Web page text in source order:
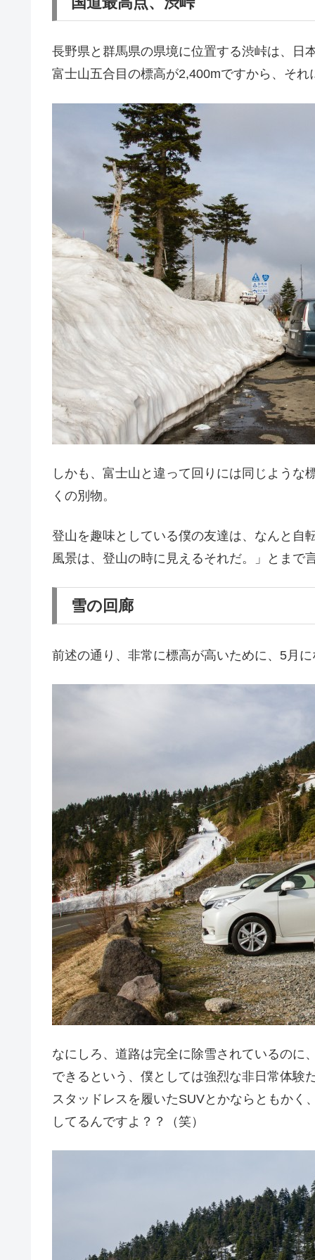
長野県と群馬県の県境に位置する渋峠は、日
富士山五合目の標高が2,400mですから、それ
しかも、富士山と違って回りには同じよう
くの別物。
登山を趣味としている僕の友達は、なんと自
風景は、登山の時に見えるそれだ。」とまで
雪の回廊
前述の通り、非常に標高が高いために、5月
なにしろ、道路は完全に除雪されているのに
できるという、僕としては強烈な非日常体験
スタッドレスを履いたSUVとかならともかく
してるんですよ？？（笑）